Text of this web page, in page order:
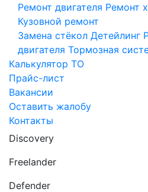
Ремонт двигателя Ремонт
Кузовной ремонт
Замена стёкол Детейлинг
двигателя Тормозная
Калькулятор ТО
Прайс-лист
Вакансии
Оставить жалобу
Контакты
Discovery
Freelander
Defender